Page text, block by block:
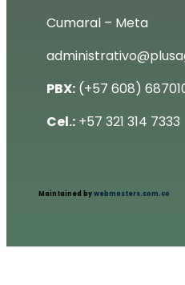
Cumaral – Meta
PBX: (+57 608)
Cel.: +57 321 314 7333
Maintained bywebmasters.com.co